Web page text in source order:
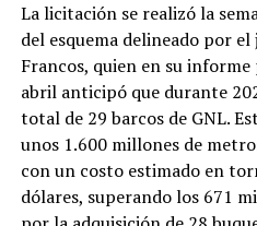
La licitación se realizó la
del esquema delineado por
Francos, quien en su
abril anticipó que durante
total de 29 barcos de GNL.
unos 1.600 millones de
con un costo estimado en
dólares, superando los 671